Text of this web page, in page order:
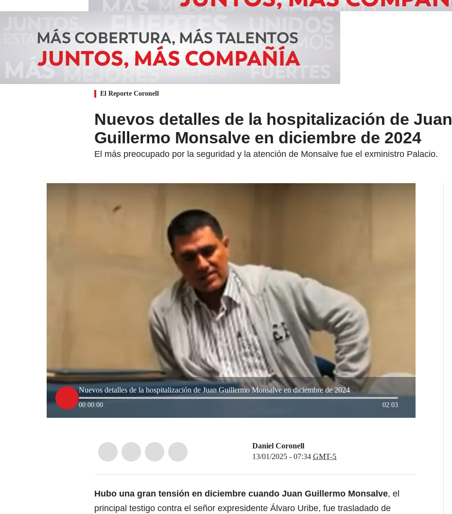
El Reporte Coronell
Nuevos detalles de la hospitalización de Juan
Guillermo Monsalve en diciembre de 2024
El más preocupado por la seguridad y la atención de Monsalve fue el exministro Palacio.
Nuevos detalles de la hospitalización de Juan Guillermo Monsalve en diciembre de 2024
00:00:00 02:03
Daniel Coronell
13/01/2025 - 07:34 GMT-5
Hubo una gran tensión en diciembre cuando Juan Guillermo Monsalve, el
principal testigo contra el señor expresidente Álvaro Uribe, fue trasladado de